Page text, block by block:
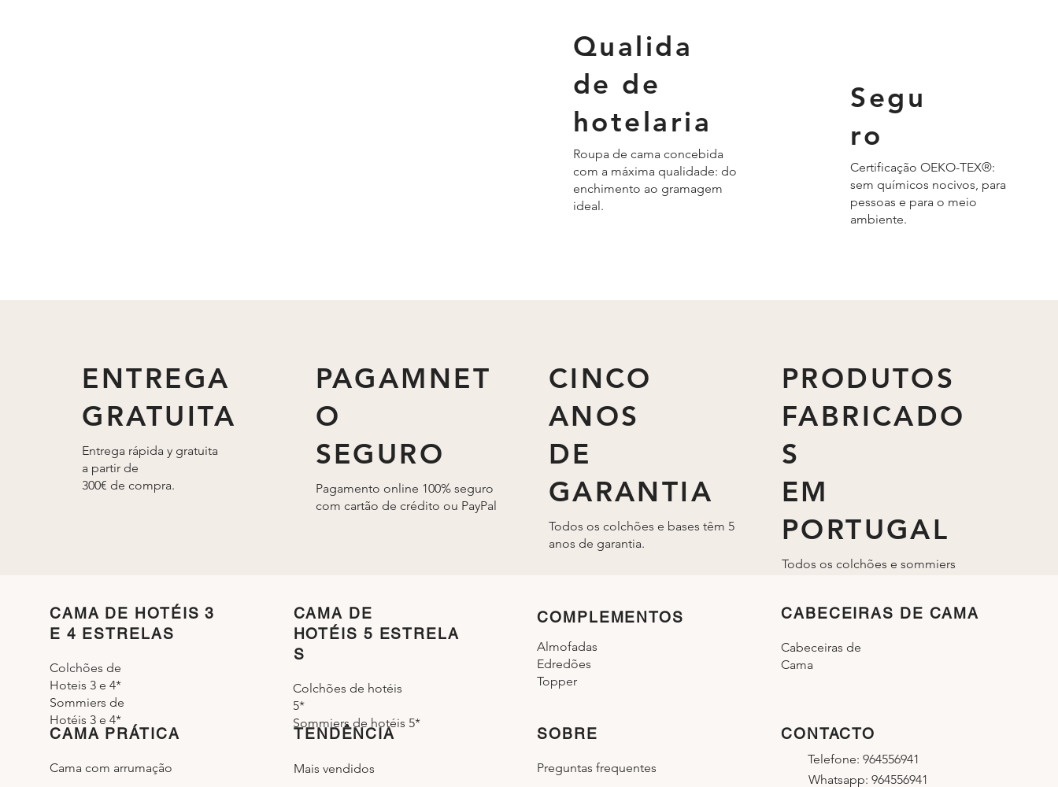
Qualida
de de
hotelaria
Roupa de cama concebida
com a máxima qualidade: do
enchimento ao gramagem
ideal.
Segu
ro
Certificação OEKO-TEX®:
sem químicos nocivos, para
pessoas e para o meio
ambiente.
ENTREGA
GRATUITA
Entrega rápida y gratuita
a partir de
300€ de compra.
PAGAMNET
O
SEGURO
Pagamento online 100% seguro
com cartão de crédito ou PayPal
CINCO
ANOS
DE
GARANTIA
Todos os colchões e bases têm 5
anos de garantia.
PRODUTOS
FABRICADO
S
EM
PORTUGAL
Todos os colchões e sommiers
CABECEIRAS DE CAMA
Cabeceiras de
Cama
TENDÊNCIA
Mais vendidos
COMPLEMENTOS
Almofadas
Edredões
Topper
CAMA DE
HOTÉIS 5 ESTRELA
S
Colchões de hotéis
5*
Sommiers de hotéis 5*
CAMA DE HOTÉIS 3
E 4 ESTRELAS
Colchões de
Hoteis 3 e 4*
Sommiers de
Hotéis 3 e 4*
CAMA PRÁTICA
Cama com arrumação
SOBRE
Preguntas frequentes
CONTACTO
Telefone: 964556941
Whatsapp: 964556941